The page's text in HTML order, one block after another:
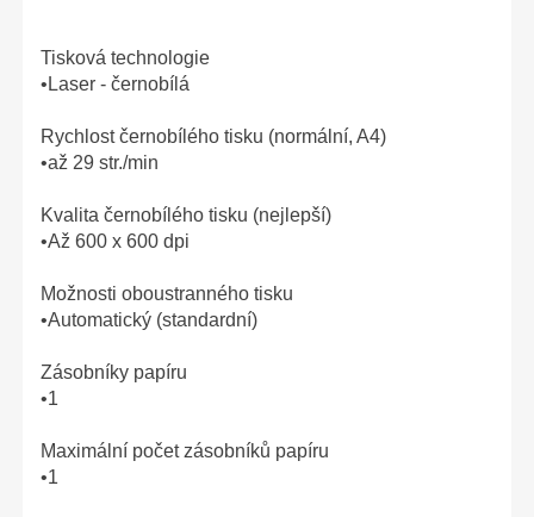
Tisková technologie
•Laser - černobílá
Rychlost černobílého tisku (normální, A4)
•až 29 str./min
Kvalita černobílého tisku (nejlepší)
•Až 600 x 600 dpi
Možnosti oboustranného tisku
•Automatický (standardní)
Zásobníky papíru
•1
Maximální počet zásobníků papíru
•1